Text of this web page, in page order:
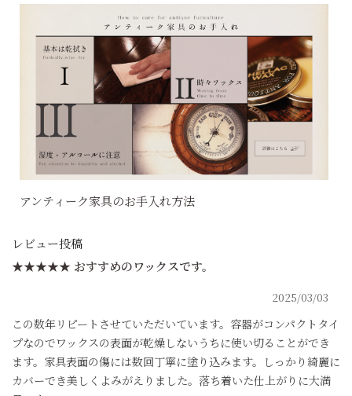
アンティーク家具のお手入れ方法
レビュー投稿
★★★★★ おすすめのワックスです。
2025/03/03
この数年リピートさせていただいています。容器がコンパクトタイ
プなのでワックスの表面が乾燥しないうちに使い切ることができ
ます。家具表面の傷には数回丁寧に塗り込みます。しっかり綺麗に
カバーでき美しくよみがえりました。落ち着いた仕上がりに大満